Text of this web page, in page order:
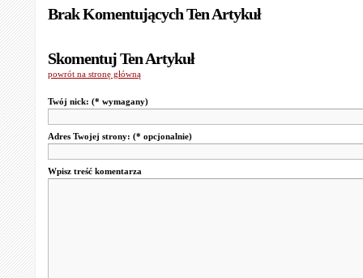
Brak Komentujących Ten Artykuł
Skomentuj Ten Artykuł
powrót na stronę główną
Twój nick: (* wymagany)
Adres Twojej strony: (* opcjonalnie)
Wpisz treść komentarza